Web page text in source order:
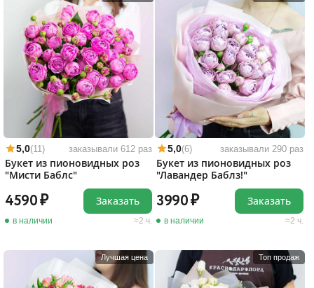
5,0(11) заказывали 612 раз
Букет из пионовидных роз
"Мисти Баблс"
4590
в наличии 2 ч.
Заказать
5,0(6) заказывали 290 раз
Букет из пионовидных роз
"Лавандер Баблз!"
3990
в наличии 2 ч.
Заказать
Лучшая цена Топ продаж